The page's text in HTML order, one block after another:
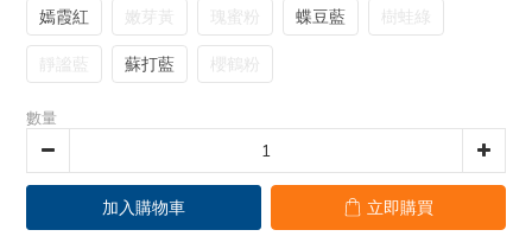
嫣霞紅 嫩芽黃 瑰蜜粉 蝶豆藍 樹蛙綠
靜謐藍 蘇打藍 櫻鶴粉
數量
加入購物車 立即購買